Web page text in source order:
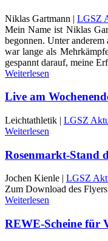
Niklas Gartmann | LGSZ
Mein Name ist Niklas
begonnen. Unter
war lange als
gespannt darauf, meine
Weiterlesen
Live am
Leichtathletik | LGSZ
Weiterlesen
Rosenmarkt-Stand
Jochen Kienle | LGSZ
Zum Download des Flyers
Weiterlesen
REWE-Scheine für